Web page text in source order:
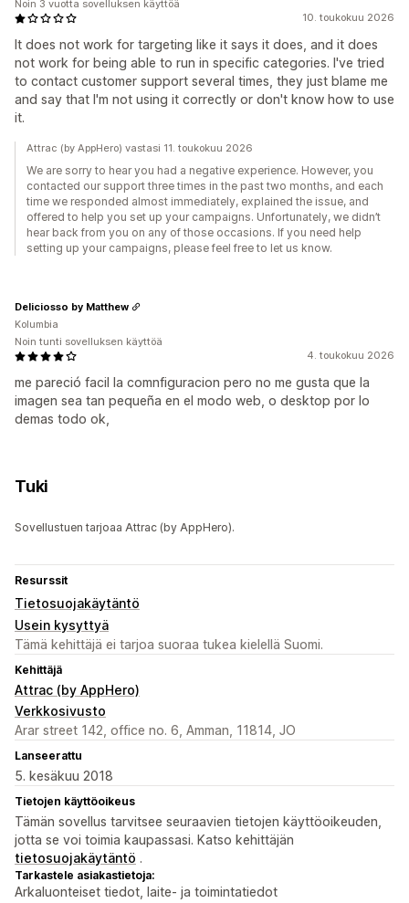
10. toukokuu 2026
It does not work for targeting like it says it does, and it does
not work for being able to run in specific categories. I've tried
to contact customer support several times, they just blame me
and say that I'm not using it correctly or don't know how to use
it.
Noin 3 vuotta sovelluksen käyttöä
Attrac (by AppHero) vastasi 11. toukokuu 2026
We are sorry to hear you had a negative experience. However, you
contacted our support three times in the past two months, and each
time we responded almost immediately, explained the issue, and
offered to help you set up your campaigns. Unfortunately, we didn’t
hear back from you on any of those occasions. If you need help
setting up your campaigns, please feel free to let us know.
4. toukokuu 2026
me pareció facil la comnfiguracion pero no me gusta que la
imagen sea tan pequeña en el modo web, o desktop por lo
demas todo ok,
Deliciosso by Matthew
Kolumbia
Noin tunti sovelluksen käyttöä
Tuki
Sovellustuen tarjoaa Attrac (by AppHero).
Resurssit
Tietosuojakäytäntö
Usein kysyttyä
Tämä kehittäjä ei tarjoa suoraa tukea kielellä Suomi.
Kehittäjä
Attrac (by AppHero)
Verkkosivusto
Arar street 142, office no. 6, Amman, 11814, JO
Lanseerattu
5. kesäkuu 2018
Tietojen käyttöoikeus
Tämän sovellus tarvitsee seuraavien tietojen käyttöoikeuden,
jotta se voi toimia kaupassasi. Katso kehittäjän
tietosuojakäytäntö .
Tarkastele asiakastietoja:
Arkaluonteiset tiedot, laite- ja toimintatiedot